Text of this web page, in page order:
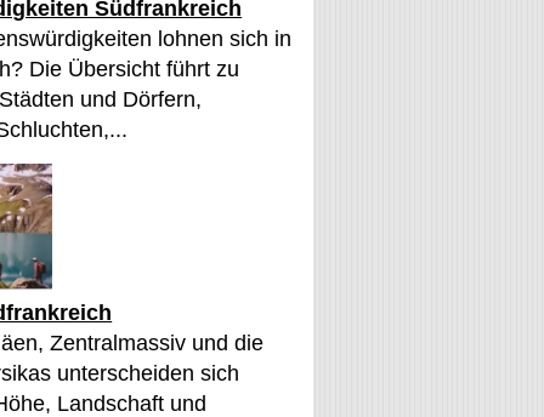
Südfrankreich
lohnen sich in
Die Übersicht führt zu
und Dörfern,
Zentralmassiv und die
unterscheiden sich
Landschaft und